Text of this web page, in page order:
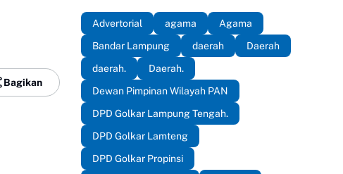
Bagikan
Advertorial agama
Agama
Bandar Lampung
daerah
Daerah
daerah.
Daerah.
Dewan Pimpinan Wilayah PAN
DPD Golkar Lampung Tengah.
DPD Golkar Lamteng
DPD Golkar Propinsi